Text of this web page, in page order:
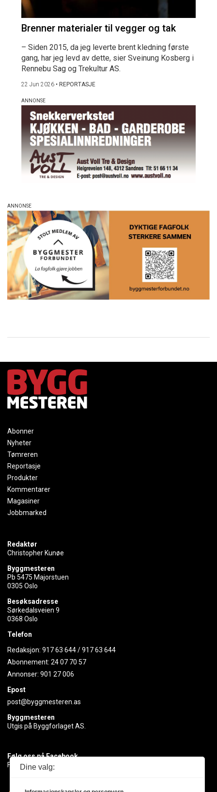
Brenner materialer til vegger og tak
– Siden 2015, da jeg leverte brent kledning første
gang, har jeg levd av dette, sier Sveinung Kosberg i
Rennebu Sag og Trekultur AS.
22 Jun 2026 • REPORTASJE
Abonner
Nyheter
Tømreren
Reportasje
Produkter
Kommentarer
Magasiner
Jobbmarked
Redaktør
Christopher Kunøe
Byggmesteren
Pb 5475 Majorstuen
0305 Oslo
Besøksadresse
Sørkedalsveien 9
0368 Oslo
Telefon
Redaksjon: 917 63 644/917 63 644
Abonnement: 24 07 70 57
Annonser: 901 27 006
Epost
post@byggmesteren.as
Byggmesteren
Utgis på Byggforlaget AS.
Følg oss på Facebook
Få med deg det siste innen byggebransjen
Dine valg: